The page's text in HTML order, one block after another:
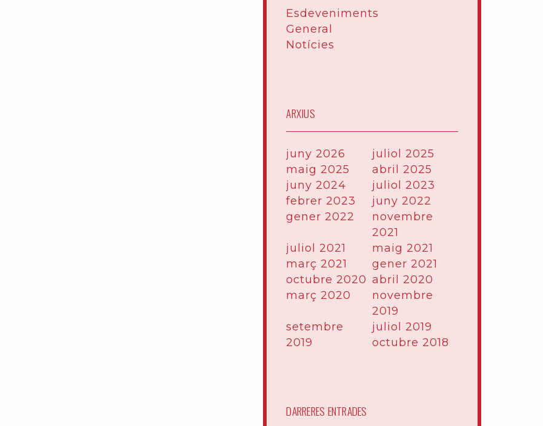
Esdeveniments
General
Notícies
ARXIUS
juny 2026
juliol 2025
maig 2025
abril 2025
juny 2024
juliol 2023
febrer 2023
juny 2022
gener 2022
novembre
2021
juliol 2021
maig 2021
març 2021
gener 2021
octubre 2020 abril 2020
març 2020
novembre
2019
setembre
2019
juliol 2019
octubre 2018
DARRERES ENTRADES